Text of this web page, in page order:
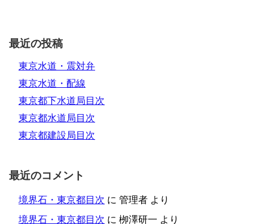
最近の投稿
東京水道・震対弁
東京水道・配線
東京都下水道局目次
東京都水道局目次
東京都建設局目次
最近のコメント
境界石・東京都目次 に 管理者 より
境界石・東京都目次 に 栁澤研一 より